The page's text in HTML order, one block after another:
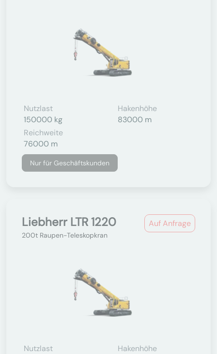
Nutzlast
150000 kg
Hakenhöhe
83000 m
Reichweite
76000 m
Nur für Geschäftskunden
Auf Anfrage
Liebherr LTR 1220
200t Raupen-Teleskopkran
Nutzlast
Hakenhöhe